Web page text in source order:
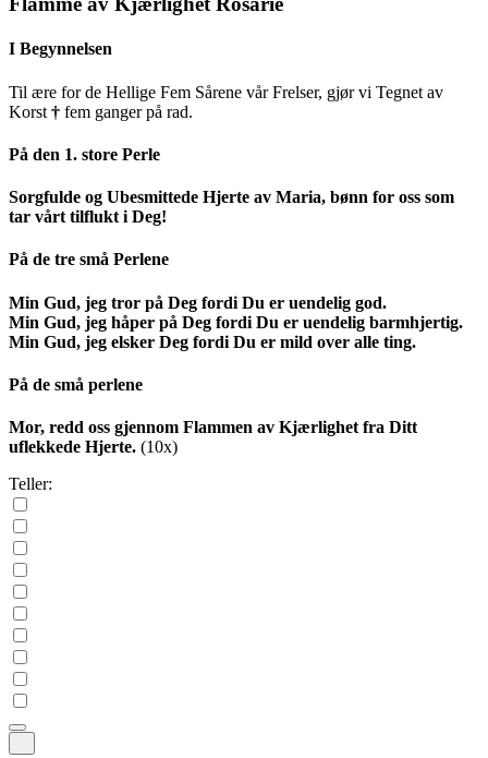
I Begynnelsen
Til ære for de Hellige Fem Sårene vår Frelser, gjør vi Tegnet av
Korst † fem ganger på rad.
På den 1. store Perle
Sorgfulde og Ubesmittede Hjerte av Maria, bønn for oss som
tar vårt tilflukt i Deg!
På de tre små Perlene
Min Gud, jeg tror på Deg fordi Du er uendelig god.
Min Gud, jeg håper på Deg fordi Du er uendelig barmhjertig.
Min Gud, jeg elsker Deg fordi Du er mild over alle ting.
På de små perlene
Mor, redd oss gjennom Flammen av Kjærlighet fra Ditt
uflekkede Hjerte. (10x)
Teller: